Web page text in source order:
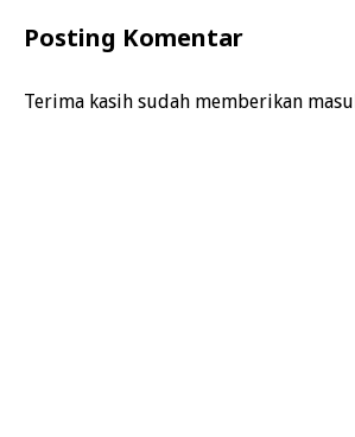
Posting Komentar
Terima kasih sudah memberikan